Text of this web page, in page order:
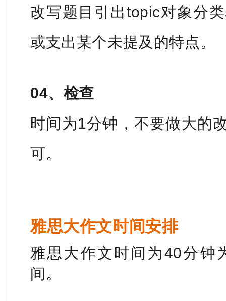
改写题目引出topic对象分
或支出某个未提及的特点。
04、检查
时间为1分钟，不要做大的
可。
雅思大作文时间安排
雅思大作文时间为40分钟
间。